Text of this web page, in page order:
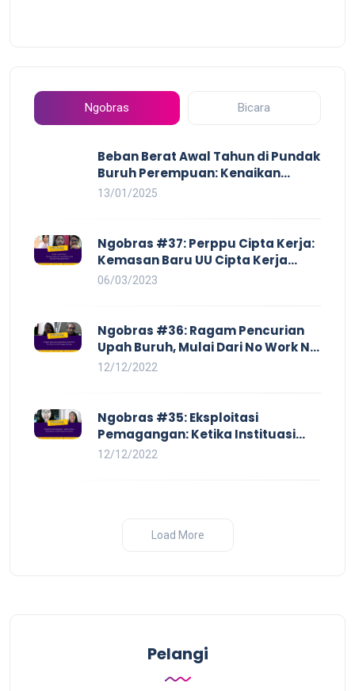
Ngobras Bicara
Beban Berat Awal Tahun di Pundak
Buruh Perempuan: Kenaikan
Harga yang Mencekik, Ancaman
13/01/2025
Ngobras #37: Perppu Cipta Kerja:
Kemasan Baru UU Cipta Kerja
yang Semakin Merugikan Buruh
06/03/2023
Ngobras #36: Ragam Pencurian
Upah Buruh, Mulai Dari No Work No
Pay Hingga Skorsing
12/12/2022
Ngobras #35: Eksploitasi
Pemagangan: Ketika Instituasi
Pendidikan Tunduk pada Hilir
12/12/2022
Load More
Pelangi